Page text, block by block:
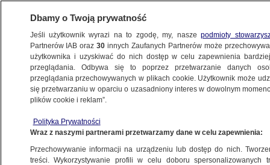
POLSKA
obawiać". Co "musi" nastąpić
11.06.2025, 20:17
Dbamy o Twoją prywatność
Jeśli użytkownik wyrazi na to zgodę, my, naszepodmioty
Partnerów IAB oraz30 innych Zaufanych Partnerów może
użytkownika i uzyskiwać do nich dostęp w celu zapewnienia
przeglądania. Odbywa się to poprzez przetwarzanie danych
przeglądania przechowywanych w plikach cookie. Użytkownik może
się przetwarzaniu w oparciu o uzasadniony interes w dowolnym
plików cookie i reklam”.
Polityka Prywatności
Wraz z naszymi partnerami przetwarzamy dane w celu zapewnienia:
Przechowywanie informacji na urządzeniu lub dostęp do nich.
treści. Wykorzystywanie profili w celu doboru spersonalizowanych